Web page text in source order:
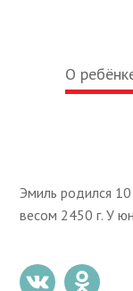
О
Эмиль родился
весом 2450 г. У